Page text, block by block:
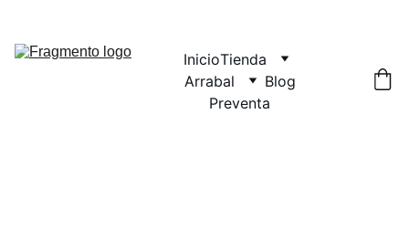
InicioTienda
Arrabal
Blog
Preventa